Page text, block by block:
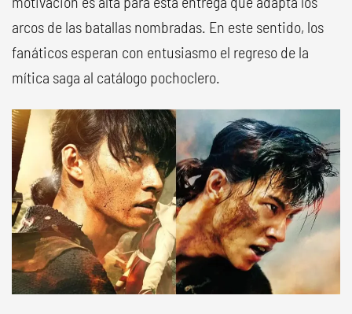
arcos de las batallas nombradas. En este sentido, los
fanáticos esperan con entusiasmo el regreso de la
mítica saga al catálogo pochoclero.